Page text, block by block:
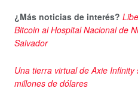
¿Más noticias de interés?
Bitcoin al Hospital Nacional de
Salvador
Una tierra virtual de Axie
millones de dólares